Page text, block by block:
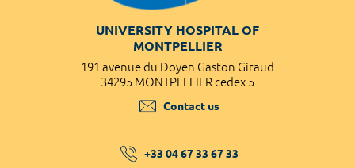
UNIVERSITY HOSPITAL OF
MONTPELLIER
191 avenue du Doyen Gaston Giraud
34295 MONTPELLIER cedex 5
Contact us
+33 04 67 33 67 33